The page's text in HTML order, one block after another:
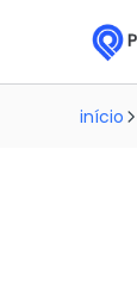
início